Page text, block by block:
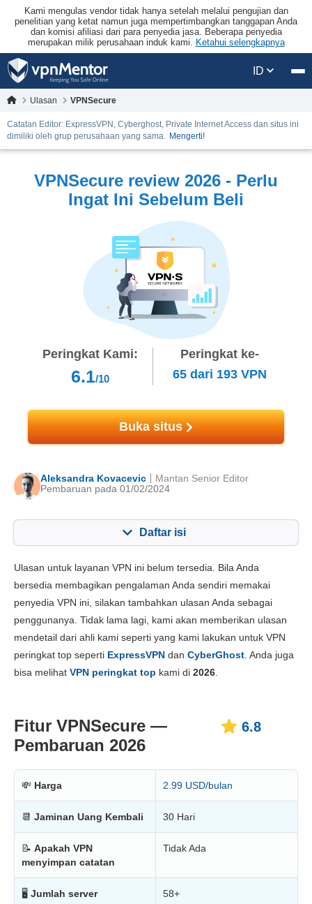
Kami mengulas vendor tidak hanya setelah melalui pengujian dan
penelitian yang ketat namun juga mempertimbangkan tanggapan Anda
dan komisi afiliasi dari para penyedia jasa. Beberapa penyedia
merupakan milik perusahaan induk kami. Ketahui selengkapnya
ID
Ulasan VPNSecure
Catatan Editor: ExpressVPN, Cyberghost, Private Internet Access dan situs ini
dimiliki oleh grup perusahaan yang sama. Mengerti!
VPNSecure review 2026 - Perlu
Ingat Ini Sebelum Beli
Peringkat Kami:
6.1/10
Peringkat ke-
65dari 193 VPN
Buka situs
Aleksandra Kovacevic
Pembaruan pada 01/02/2024
Mantan Senior Editor
Daftar isi
fitur utama 6.8
Instalasi dan App 8.2
Keandalan & Dukungan 6.0
Ulasan untuk layanan VPN ini belum tersedia. Bila Anda
bersedia membagikan pengalaman Anda sendiri memakai
penyedia VPN ini, silakan tambahkan ulasan Anda sebagai
penggunanya. Tidak lama lagi, kami akan memberikan ulasan
mendetail dari ahli kami seperti yang kami lakukan untuk VPN
peringkat top seperti ExpressVPN dan CyberGhost . Anda juga
bisa melihat VPN peringkat top kami di 2026
Fitur VPNSecure —
Pembaruan 2026
6.8
💸 Harga 2.99 USD/bulan
📆 Jaminan Uang Kembali 30 Hari
📝 Apakah VPN
menyimpan catatan
Tidak Ada
🖥 Jumlah server 58+